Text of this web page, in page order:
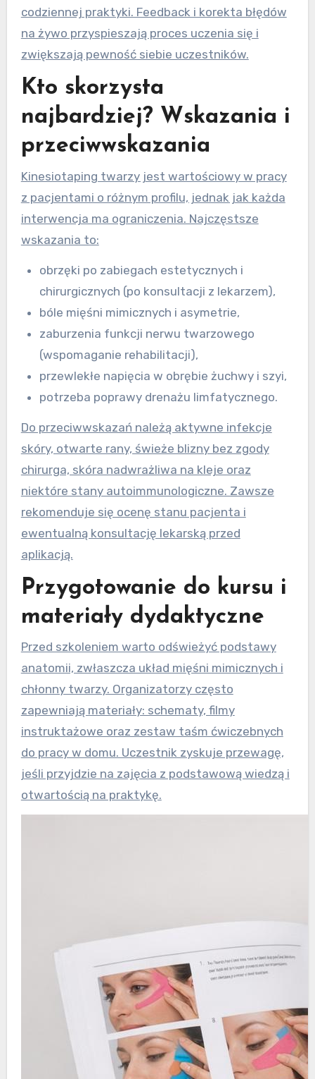
codziennej praktyki. Feedback i korekta błędów
na żywo przyspieszają proces uczenia się i
zwiększają pewność siebie uczestników.
Kto skorzysta
najbardziej? Wskazania i
przeciwwskazania
Kinesiotaping twarzy jest wartościowy w pracy
z pacjentami o różnym profilu, jednak jak każda
interwencja ma ograniczenia. Najczęstsze
wskazania to:
obrzęki po zabiegach estetycznych i
chirurgicznych (po konsultacji z lekarzem),
bóle mięśni mimicznych i asymetrie,
zaburzenia funkcji nerwu twarzowego
(wspomaganie rehabilitacji),
przewlekłe napięcia w obrębie żuchwy i szyi,
potrzeba poprawy drenażu limfatycznego.
Do przeciwwskazań należą aktywne infekcje
skóry, otwarte rany, świeże blizny bez zgody
chirurga, skóra nadwrażliwa na kleje oraz
niektóre stany autoimmunologiczne. Zawsze
rekomenduje się ocenę stanu pacjenta i
ewentualną konsultację lekarską przed
aplikacją.
Przygotowanie do kursu i
materiały dydaktyczne
Przed szkoleniem warto odświeżyć podstawy
anatomii, zwłaszcza układ mięśni mimicznych i
chłonny twarzy. Organizatorzy często
zapewniają materiały: schematy, filmy
instruktażowe oraz zestaw taśm ćwiczebnych
do pracy w domu. Uczestnik zyskuje przewagę,
jeśli przyjdzie na zajęcia z podstawową wiedzą i
otwartością na praktykę.